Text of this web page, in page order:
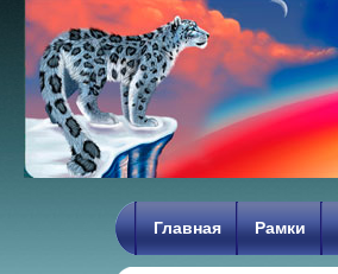
Главная Рамки